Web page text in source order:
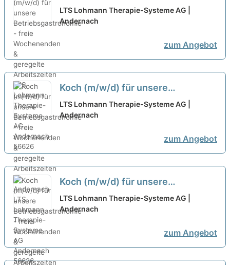
Betriebsgastronomie - freie
Wochenenden & geregelte
LTS Lohmann Therapie-Systeme AG |
Andernach
zum Angebot
Koch (m/w/d) für unsere
Betriebsgastronomie - freie
Wochenenden & geregelte
LTS Lohmann Therapie-Systeme AG |
Andernach
zum Angebot
Koch (m/w/d) für unsere
Betriebsgastronomie - freie
Wochenenden & geregelte
LTS Lohmann Therapie-Systeme AG |
Andernach
zum Angebot